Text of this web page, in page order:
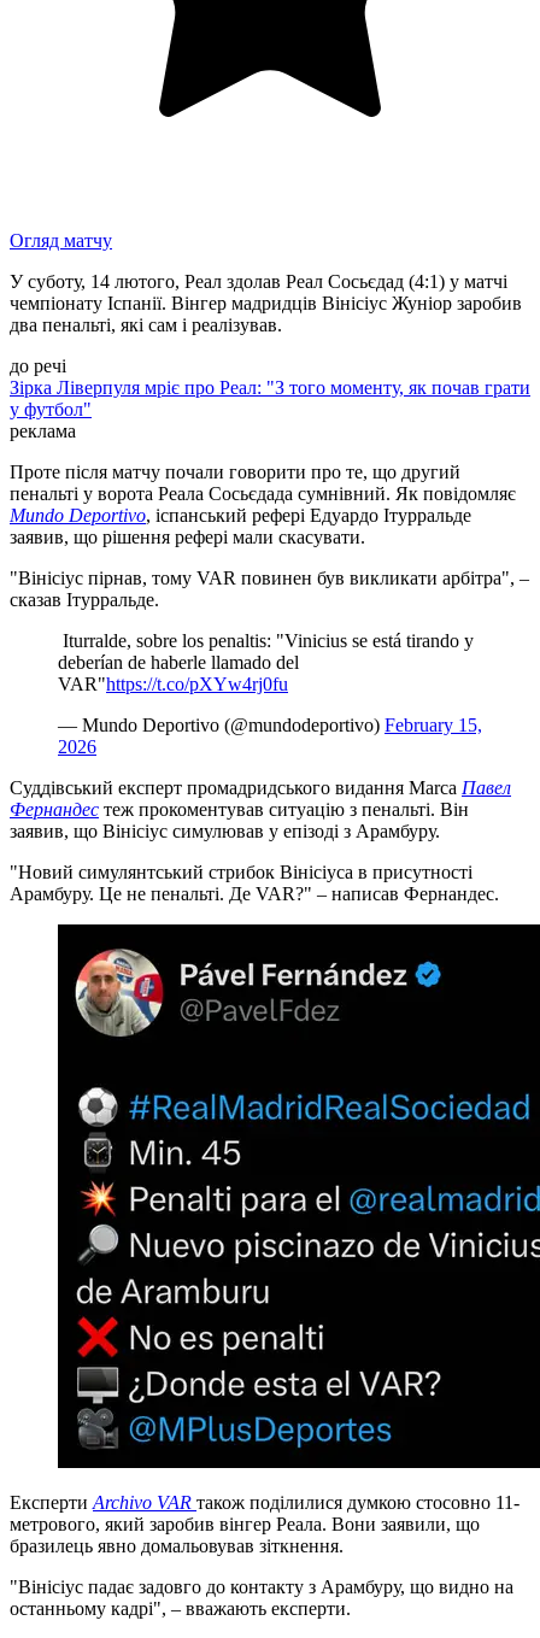
Огляд матчу
У суботу, 14 лютого, Реал здолав Реал Сосьєдад (4:1) у матчі
чемпіонату Іспанії. Вінгер мадридців Вінісіус Жуніор заробив
два пенальті, які сам і реалізував.
до речі
Зірка Ліверпуля мріє про Реал: "З того моменту, як почав грати
у футбол"
реклама
Проте після матчу почали говорити про те, що другий
пенальті у ворота Реала Сосьєдада сумнівний. Як повідомляє
Mundo Deportivo, іспанський рефері Едуардо Ітурральде
заявив, що рішення рефері мали скасувати.
"Вінісіус пірнав, тому VAR повинен був викликати арбітра", –
сказав Ітурральде.
️ Iturralde, sobre los penaltis: "Vinicius se está tirando y
deberían de haberle llamado del
VAR"https://t.co/pXYw4rj0fu
— Mundo Deportivo (@mundodeportivo) February 15,
2026
Суддівський експерт промадридського видання Marca Павел
Фернандес теж прокоментував ситуацію з пенальті. Він
заявив, що Вінісіус симулював у епізоді з Арамбуру.
"Новий симулянтський стрибок Вінісіуса в присутності
Арамбуру. Це не пенальті. Де VAR?" – написав Фернандес.
ЕкспертиArchivo VAR також поділилися думкою стосовно 11-
метрового, який заробив вінгер Реала. Вони заявили, що
бразилець явно домальовував зіткнення.
"Вінісіус падає задовго до контакту з Арамбуру, що видно на
останньому кадрі", – вважають експерти.